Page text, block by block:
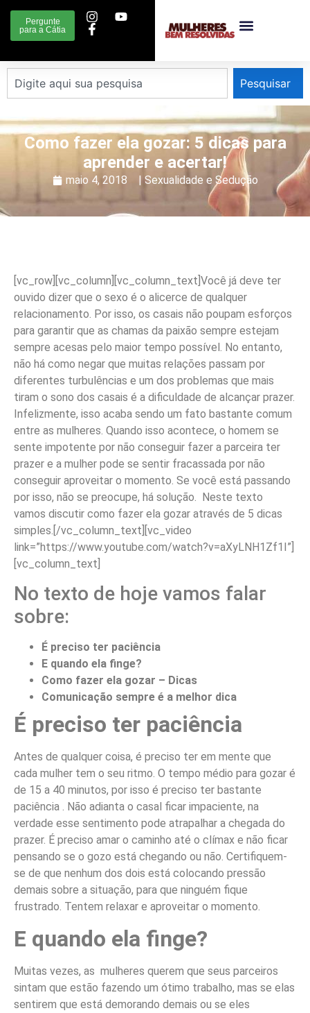
Pergunte
para a Cátia
Pesquisar
Como fazer ela gozar: 5 dicas para
aprender e acertar!
maio 4, 2018 |Sexualidade e Sedução
[vc_row][vc_column][vc_column_text] Você já deve ter
ouvido dizer que o sexo é o alicerce de qualquer
relacionamento. Por isso, os casais não poupam esforços
para garantir que as chamas da paixão sempre estejam
sempre acesas pelo maior tempo possível. No entanto,
não há como negar que muitas relações passam por
diferentes turbulências e um dos problemas que mais
tiram o sono dos casais é a dificuldade de alcançar prazer.
Infelizmente, isso acaba sendo um fato bastante comum
entre as mulheres. Quando isso acontece, o homem se
sente impotente por não conseguir fazer a parceira ter
prazer e a mulher pode se sentir fracassada por não
conseguir aproveitar o momento. Se você está passando
por isso, não se preocupe, há solução. Neste texto
vamos discutir como fazer ela gozar através de 5 dicas
simples. [/vc_column_text][vc_video
link=”https://www.youtube.com/watch?v=aXyLNH1Zf1I”]
[vc_column_text]
No texto de hoje vamos falar
sobre:
É preciso ter paciência
E quando ela finge?
Como fazer ela gozar – Dicas
Comunicação sempre é a melhor dica
É preciso ter paciência
Antes de qualquer coisa, é preciso ter em mente que
cada mulher tem o seu ritmo. O tempo médio para gozar é
de 15 a 40 minutos, por isso é preciso ter bastante
paciência . Não adianta o casal ficar impaciente, na
verdade esse sentimento pode atrapalhar a chegada do
prazer. É preciso amar o caminho até o clímax e não ficar
pensando se o gozo está chegando ou não. Certifiquem-
se de que nenhum dos dois está colocando pressão
demais sobre a situação, para que ninguém fique
frustrado. Tentem relaxar e aproveitar o momento.
E quando ela finge?
Muitas vezes, as mulheres querem que seus parceiros
sintam que estão fazendo um ótimo trabalho, mas se elas
sentirem que está demorando demais ou se eles